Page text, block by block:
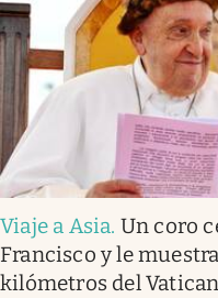
Viaje a Asia. Un coro
Francisco y le
kilómetros del